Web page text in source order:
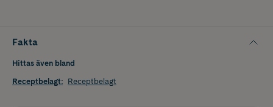
Fakta
Hittas även bland
Receptbelagt: Receptbelagt